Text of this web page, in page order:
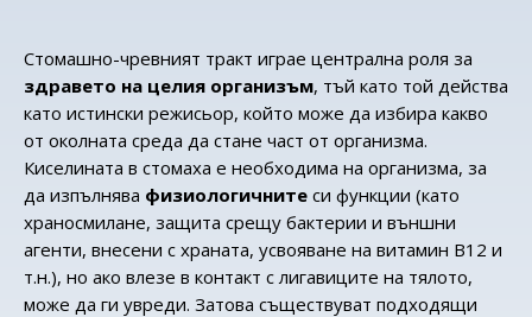
Стомашно-чревният тракт играе централна роля за
здравето на целия организъм, тъй като той действа
като истински режисьор, който може да избира какво
от околната среда да стане част от организма.
Киселината в стомаха е необходима на организма, за
да изпълнява физиологичните си функции (като
храносмилане, защита срещу бактерии и външни
агенти, внесени с храната, усвояване на витамин В12 и
т.н.), но ако влезе в контакт с лигавиците на тялото,
може да ги увреди. Затова съществуват подходящи